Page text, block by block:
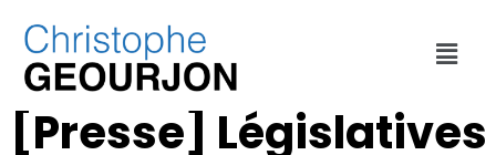
REVUE DE PRESSE
[Presse] Législatives